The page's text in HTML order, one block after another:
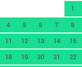
1
4 5 6 7 8
11 12 13 14 15
18 19 20 21 22